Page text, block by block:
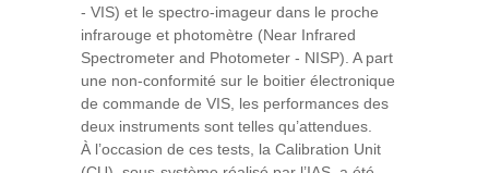
- VIS) et le spectro-imageur dans le proche
infrarouge et photomètre (Near Infrared
Spectrometer and Photometer - NISP). A part
une non-conformité sur le boitier électronique
de commande de VIS, les performances des
deux instruments sont telles qu’attendues.
À l’occasion de ces tests, la Calibration Unit